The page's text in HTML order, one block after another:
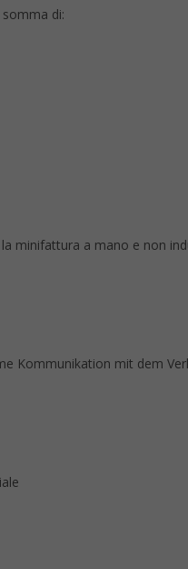
di:
minifattura a mano e non
Kommunikation mit dem